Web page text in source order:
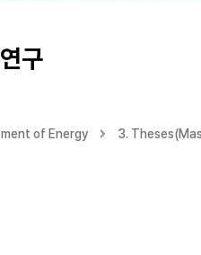
구
of Energy 3.